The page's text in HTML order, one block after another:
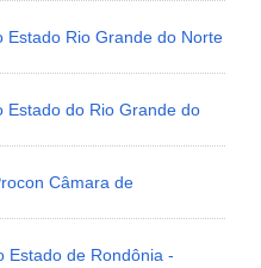
Estado Rio Grande do Norte
Estado do Rio Grande do
Câmara de
Estado de Rondônia -